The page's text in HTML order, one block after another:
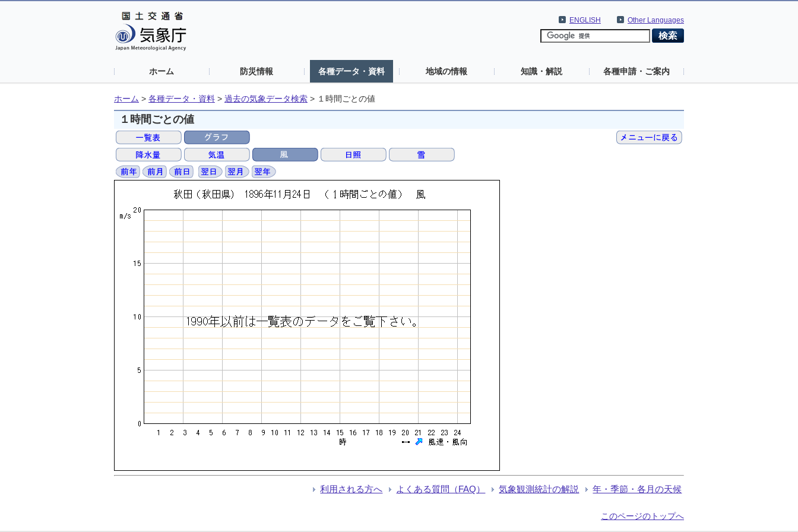
Other Languages
ENGLISH
ホーム 防災情報 各種データ・資料 地域の情報 知識・解説 各種申請・ご案内
ホーム > 各種データ・資料 > 過去の気象データ検索 > １時間ごとの値
１時間ごとの値
利用される方へ よくある質問（FAQ） 気象観測統計の解説 年・季節・各月の天候
このページのトップへ